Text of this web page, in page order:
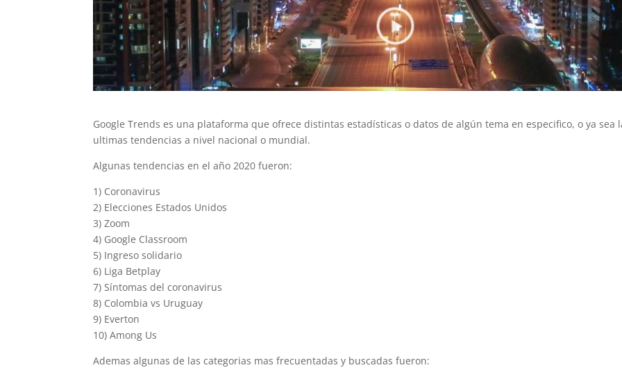
Google Trends es una plataforma que ofrece distintas estadísticas o datos de algún tema en especifico, o ya sea
ultimas tendencias a nivel nacional o mundial.
Algunas tendencias en el año 2020 fueron:
1) Coronavirus
2) Elecciones Estados Unidos
3) Zoom
4) Google Classroom
5) Ingreso solidario
6) Liga Betplay
7) Síntomas del coronavirus
8) Colombia vs Uruguay
9) Everton
10) Among Us
Ademas algunas de las categorias mas frecuentadas y buscadas fueron: